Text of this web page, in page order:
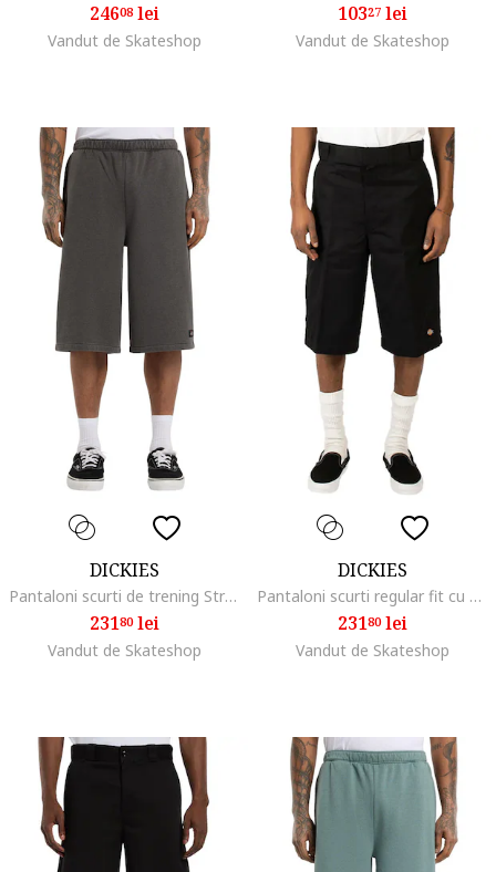
24608lei
Vandut de Skateshop
10327lei
Vandut de Skateshop
DICKIES
Pantaloni scurti de trening Streetboro 13",
23180lei
Vandut de Skateshop
DICKIES
Pantaloni scurti regular fit cu talie inalta
23180lei
Vandut de Skateshop